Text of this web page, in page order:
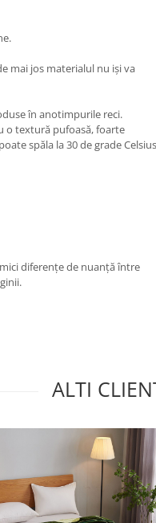
mai jos materialul nu iși va
în anotimpurile reci.
o textură pufoasă, foarte
spăla la 30 de grade Celsius
diferențe de nuanță între
ALTI